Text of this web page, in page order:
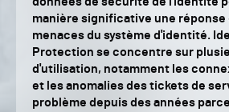
manière significative une
menaces du système d'identité.
Protection se concentre sur
d'utilisation, notamment les
et les anomalies des tickets de
problème depuis des années